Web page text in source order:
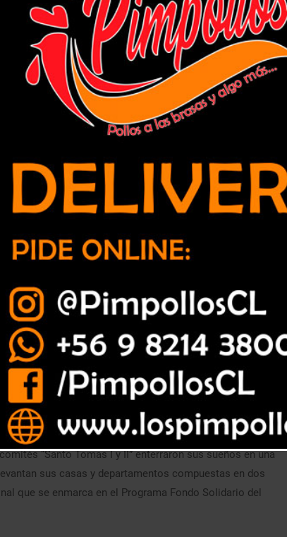
para familias de La Cruz
familias de La Cruz
“Santo Tomas I y II” enterraron sus sueños en una
sus casas y departamentos compuestas en dos
que se enmarca en el Programa Fondo Solidario del